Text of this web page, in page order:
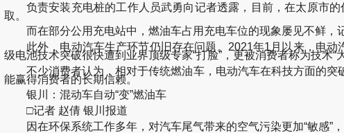
负责安装充电桩的工作人员武勇向记者透露，目前，在太原市的
取。
而在部分公用充电站中，燃油车占用充电车位的现象屡见不鲜，
此外，电动汽车生产环节仍旧存在问题。2021年1月以来，电动汽
级电池技术突破很快遭到业界顶级专家“打脸”，更被消费者称为技术“
不少消费者认为，相对于传统燃油车，电动汽车在科技方面的突
能赢得消费者的长期信赖。
银川：混动车自动“变”燃油车
□记者 赵倩 银川报道
因在环保系统工作多年，对汽车尾气带来的空气污染更加“敏感”